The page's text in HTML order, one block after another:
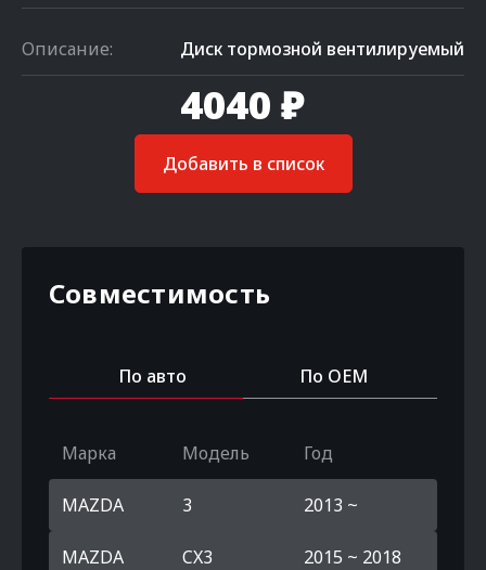
Описание: Диск тормозной вентилируемый
4040 ₽
Добавить в список
Совместимость
По авто По OEM
Марка Модель Год
MAZDA 3 2013 ~
MAZDA CX3 2015 ~ 2018